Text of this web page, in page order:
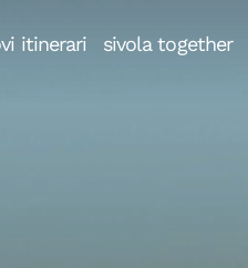
itinerari sivola together